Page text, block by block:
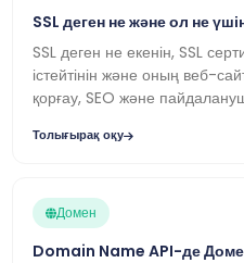
SSL деген не және ол не
SSL деген не екенін, SSL
істейтінін және оның веб-сайт
қорғау, SEO және
Толығырақ оқу
Домен
Domain Name API-де